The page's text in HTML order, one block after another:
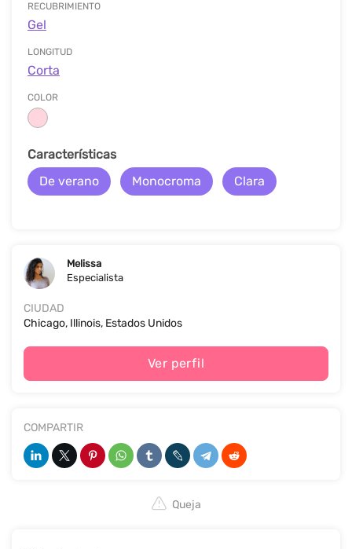
RECUBRIMIENTO
Gel
LONGITUD
Corta
COLOR
Características
De verano
Monocroma Clara
Melissa
Especialista
CIUDAD
Chicago, Illinois, Estados Unidos
Ver perfil
COMPARTIR
Queja